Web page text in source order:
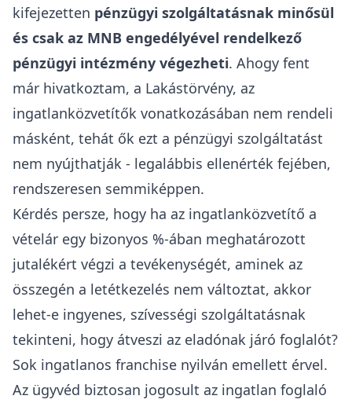
Átadhat-e pénzt a vevő az ingatlanközvetítőnek
a vételi szándéknyilatkozattal együtt?
ALakástörvényszerint az ingatlanközvetítő
ingatlanok adásvételének éscseréjének
közvetítésével, a feladatok ellátása érdekében az
ingatlanok felkutatásával és azok forgalmi
értékbecslésével, az ügyletek lebonyolításához
szükséges dokumentációk és okiratok
beszerzésével és előkészítésével összefüggő
feladatokat látja el.Mint látjuk a pénzkezelés
nem került a jogszabálybaningatlanközvetítői
hatáskörkéntfelsorolásra.
Ahitelintézetekről és a pénzügyi
vállalkozásokról szóló 2013. évi CCXXXVII.
törvényalapján azüzletszerű letéti szolgáltatás